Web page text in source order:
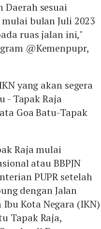
Daerah sesuai
bulan Juli 2023
ruas jalan ini,"
@Kemenpupr,
yang akan segera
- Tapak Raja
Goa Batu-Tapak
Raja mulai
atau BBPJN
PUPR setelah
dengan Jalan
Kota Negara (IKN)
Tapak Raja,